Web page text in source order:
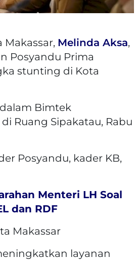
Makassar, Melinda Aksa,
Posyandu Prima
stunting di Kota
Bimtek
Ruang Sipakatau, Rabu
Posyandu, kader KB,
Menteri LH Soal
dan RDF
Makassar
layanan